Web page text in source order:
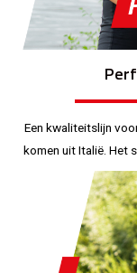
Een kwaliteitslijn
komen uit Italië. Het